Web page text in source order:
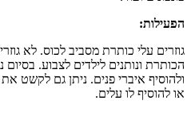
הפעילות:
גוזרים עלי כותרת מסביב לכוס. לא
הכותרת ונותנים לילדים לצבוע.
ולהוסיף איברי פנים. ניתן גם לקשט
או להוסיף לו עלים.